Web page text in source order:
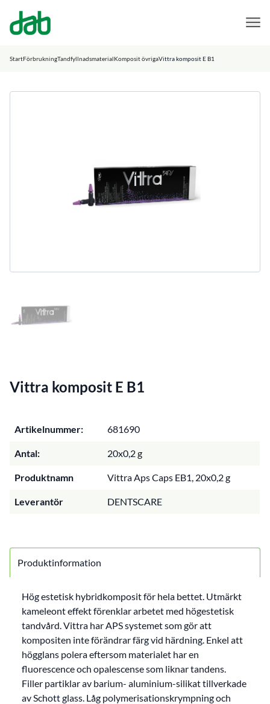
DAB Dental
StartFörbrukningTandfyllnadsmaterialKomposit övrigaVittra komposit E B1
Vittra komposit E B1
Artikelnummer: 681690
Antal: 20x0,2 g
Produktnamn Vittra Aps Caps EB1, 20x0,2 g
Leverantör DENTSCARE
Produktinformation
Hög estetisk hybridkomposit för hela bettet. Utmärkt
kameleont effekt förenklar arbetet med högestetisk
tandvård. Vittra har APS systemet som gör att
kompositen inte förändrar färg vid härdning. Enkel att
högglans polera eftersom materialet har en
fluorescence och opalescense som liknar tandens.
Filler partiklar av barium- aluminium-silikat tillverkade
av Schott glass. Låg polymerisationskrympning och